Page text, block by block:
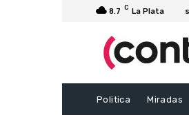
8.7 C La Plata
Politica Miradas